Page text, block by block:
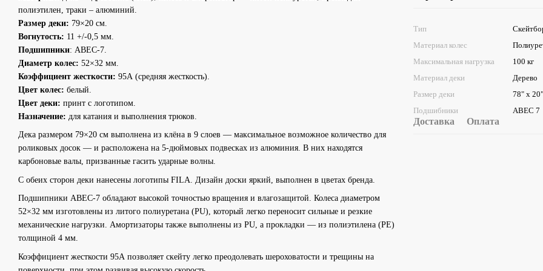
полиэтилен, траки – алюминий.
Размер деки: 79×20 см.
Вогнутость: 11 +/-0,5 мм.
Подшипники: ABEC-7.
Диаметр колес: 52×32 мм.
Коэффициент жесткости: 95А (средняя жесткость).
Цвет колес: белый.
Цвет деки: принт с логотипом.
Назначение: для катания и выполнения трюков.
Дека размером 79×20 см выполнена из клёна в 9 слоев — максимальное возможное количество для
роликовых досок — и расположена на 5-дюймовых подвесках из алюминия. В них находятся
карбоновые валы, призванные гасить ударные волны.
С обеих сторон деки нанесены логотипы FILA. Дизайн доски яркий, выполнен в цветах бренда.
Подшипники ABEC-7 обладают высокой точностью вращения и влагозащитой. Колеса диаметром
52×32 мм изготовлены из литого полиуретана (PU), который легко переносит сильные и резкие
механические нагрузки. Амортизаторы также выполнены из PU, а прокладки — из полиэтилена (PE)
толщиной 4 мм.
Коэффициент жесткости 95А позволяет скейту легко преодолевать шероховатости и трещины на
Тип
Материал колес
Максимальная нагрузка
100 кг
Материал деки
Дерево
Размер деки
78" x 20"
Подшибники
ABEC 7
Доставка Оплата